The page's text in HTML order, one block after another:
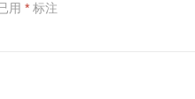
用 * 标注